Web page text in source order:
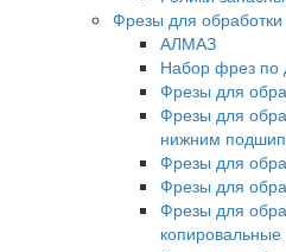
Фрезы для
АЛМАЗ
Набор фрез по
Фрезы для
Фрезы для
нижним
Фрезы для
Фрезы для
Фрезы для
копировальные